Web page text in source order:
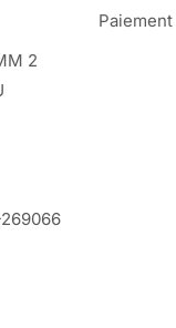
2
269066
Paiement